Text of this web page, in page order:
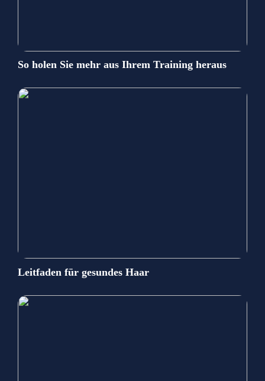
So holen Sie mehr aus Ihrem Training heraus
Leitfaden für gesundes Haar